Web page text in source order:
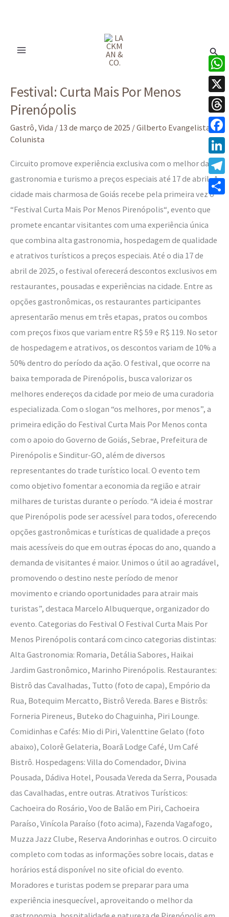
Festival: Curta Mais Por Menos
Pirenópolis
Gastrô, Vida / 13 de março de 2025 /Gilberto Evangelista -
Colunista
Circuito promove experiência exclusiva com o melhor da
gastronomia e turismo a preços especiais até 17 de abril A
cidade mais charmosa de Goiás recebe pela primeira vez o
“Festival Curta Mais Por Menos Pirenópolis“, evento que
promete encantar visitantes com uma experiência única
que combina alta gastronomia, hospedagem de qualidade
e atrativos turísticos a preços especiais. Até o dia 17 de
abril de 2025, o festival oferecerá descontos exclusivos em
restaurantes, pousadas e experiências na cidade. Entre as
opções gastronômicas, os restaurantes participantes
apresentarão menus em três etapas, pratos ou combos
com preços fixos que variam entre R$ 59 e R$ 119. No setor
de hospedagem e atrativos, os descontos variam de 10% a
50% dentro do período da ação. O festival, que ocorre na
baixa temporada de Pirenópolis, busca valorizar os
melhores endereços da cidade por meio de uma curadoria
especializada. Com o slogan “os melhores, por menos”, a
primeira edição do Festival Curta Mais Por Menos conta
com o apoio do Governo de Goiás, Sebrae, Prefeitura de
Pirenópolis e Sinditur-GO, além de diversos
representantes do trade turístico local. O evento tem
como objetivo fomentar a economia da região e atrair
milhares de turistas durante o período. “A ideia é mostrar
que Pirenópolis pode ser acessível para todos, oferecendo
opções gastronômicas e turísticas de qualidade a preços
mais acessíveis do que em outras épocas do ano, quando a
demanda de visitantes é maior. Unimos o útil ao agradável,
promovendo o destino neste período de menor
movimento e criando oportunidades para atrair mais
turistas”, destaca Marcelo Albuquerque, organizador do
evento. Categorias do Festival O Festival Curta Mais Por
Menos Pirenópolis contará com cinco categorias distintas:
Alta Gastronomia: Romaria, Detália Sabores, Haikai
Jardim Gastronômico, Marinho Pirenópolis. Restaurantes:
Bistrô das Cavalhadas, Tutto (foto de capa), Empório da
Rua, Botequim Mercatto, Bistrô Vereda. Bares e Bistrôs:
Forneria Pireneus, Buteko do Chaguinha, Piri Lounge.
Comidinhas e Cafés: Mio di Piri, Valenttine Gelato (foto
abaixo), Colorê Gelateria, Boarã Lodge Café, Um Café
Bistrô. Hospedagens: Villa do Comendador, Divina
Pousada, Dádiva Hotel, Pousada Vereda da Serra, Pousada
das Cavalhadas, entre outras. Atrativos Turísticos:
Cachoeira do Rosário, Voo de Balão em Piri, Cachoeira
Paraíso, Vinícola Paraíso (foto acima), Fazenda Vagafogo,
Muzza Jazz Clube, Reserva Andorinhas e outros. O circuito
completo com todas as informações sobre locais, datas e
horários está disponível no site oficial do evento.
Moradores e turistas podem se preparar para uma
experiência inesquecível, aproveitando o melhor da
Curta
Mais
Por
Menos
X